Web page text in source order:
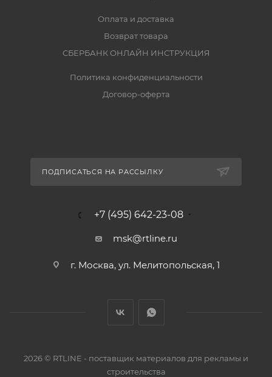
Оплата и доставка
Возврат товара
СБЕРБАНК ОНЛАЙН ИНСТРУКЦИЯ
Политика конфиденциальности
Договор-оферта
ПОДПИСАТЬСЯ НА РАССЫЛКУ
+7 (495) 642-23-08
msk@rtline.ru
г. Москва, ул. Мелитопольская, 1
2026 © RTLINE - поставщик материалов для рекламы и
строительства